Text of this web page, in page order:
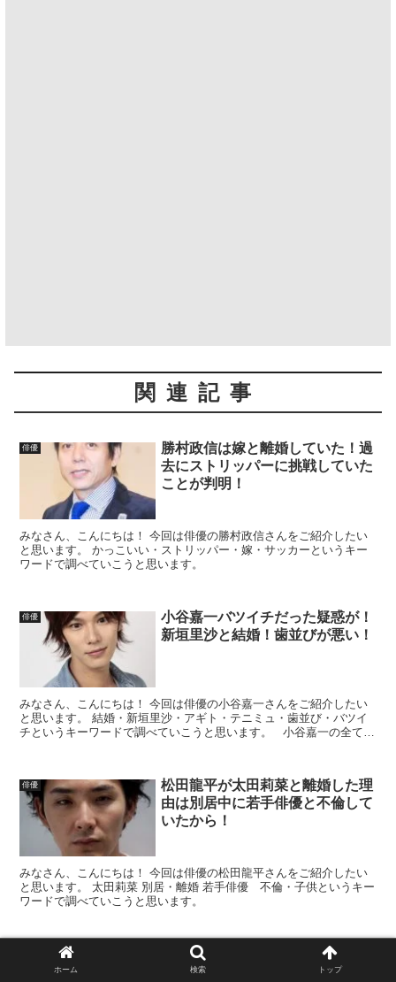
関連記事
俳優
勝村政信は嫁と離婚していた！過
去にストリッパーに挑戦していた
ことが判明！
みなさん、こんにちは！ 今回は俳優の勝村政信さんをご紹介したい
と思います。 かっこいい・ストリッパー・嫁・サッカーというキー
ワードで調べていこうと思います。
俳優
小谷嘉一バツイチだった疑惑が！
新垣里沙と結婚！歯並びが悪い！
みなさん、こんにちは！ 今回は俳優の小谷嘉一さんをご紹介したい
と思います。 結婚・新垣里沙・アギト・テニミュ・歯並び・バツイ
チというキーワードで調べていこうと思います。 小谷嘉一の全てが
俳優
松田龍平が太田莉菜と離婚した理
由は別居中に若手俳優と不倫して
いたから！
みなさん、こんにちは！ 今回は俳優の松田龍平さんをご紹介したい
と思います。 太田莉菜 別居・離婚 若手俳優 不倫・子供というキー
ワードで調べていこうと思います。
早乙女友貴すみれは元カノ！島袋
寛子と婚約を発表！滑舌が悪いと
ホーム 検索 トップ